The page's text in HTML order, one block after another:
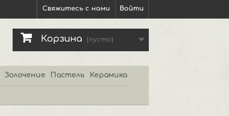
Войти
Свяжитесь с нами
Корзина (пусто)
Золочение Пастель Керамика